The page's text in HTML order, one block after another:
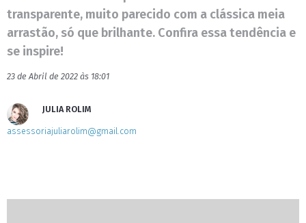
transparente, muito parecido com a clássica meia
arrastão, só que brilhante. Confira essa tendência e
se inspire!
23 de Abril de 2022 às 18:01
JULIA ROLIM
assessoriajuliarolim@gmail.com